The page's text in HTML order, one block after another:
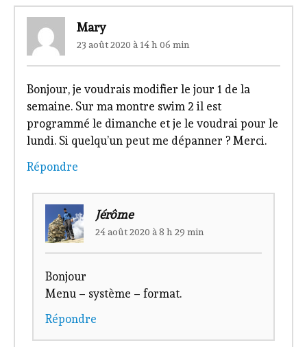
Mary
23 août 2020 à 14 h 06 min
Bonjour, je voudrais modifier le jour 1 de la
semaine. Sur ma montre swim 2 il est
programmé le dimanche et je le voudrai pour le
lundi. Si quelqu’un peut me dépanner ? Merci.
Répondre
Jérôme
24 août 2020 à 8 h 29 min
Bonjour
Menu – système – format.
Répondre